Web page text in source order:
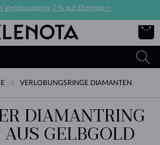
Verlobungsring 7 % auf Eheringe->
VERLOBUNGSRINGE DIAMANTEN
DIAMANTRING
GELBGOLD